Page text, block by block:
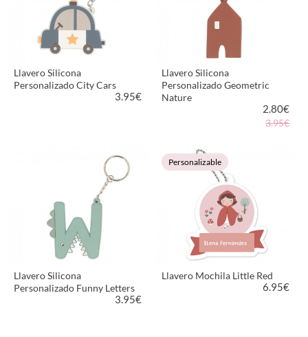
Llavero Silicona
Personalizado City Cars
3.95€
Llavero Silicona
Personalizado Geometric
Nature
2.80€
3.95€
VER PRODUCTO
Llavero Silicona
Personalizado Funny Letters
3.95€
Personalizable
Llavero Mochila Little Red
6.95€